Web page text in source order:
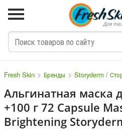
Fresh Skin > Бренды > Storyderm /
Альгинатная маска
+100 г 72 Capsule
Brightening
M N O P Q S T